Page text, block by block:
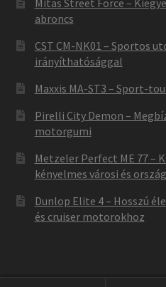
abroncs
CST CM-NK01 – Sportos
irányíthatósággal
Maxxis MA-ST3 – Sport-
Pirelli City Demon –
motorgumi
Metzeler Perfect ME 77 –
kényelmes városi és
Dunlop Elite 4 – Hosszú
és cruiser motorokhoz